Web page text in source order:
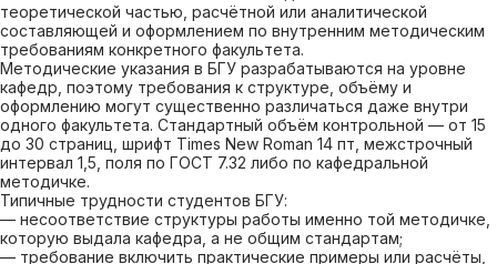
теоретической частью, расчётной или аналитической
составляющей и оформлением по внутренним методическим
требованиям конкретного факультета.
Методические указания в БГУ разрабатываются на уровне
кафедр, поэтому требования к структуре, объёму и
оформлению могут существенно различаться даже внутри
одного факультета. Стандартный объём контрольной — от 15
до 30 страниц, шрифт Times New Roman 14 пт, межстрочный
интервал 1,5, поля по ГОСТ 7.32 либо по кафедральной
методичке.
Типичные трудности студентов БГУ:
— несоответствие структуры работы именно той методичке,
которую выдала кафедра, а не общим стандартам;
— требование включить практические примеры или расчёты,